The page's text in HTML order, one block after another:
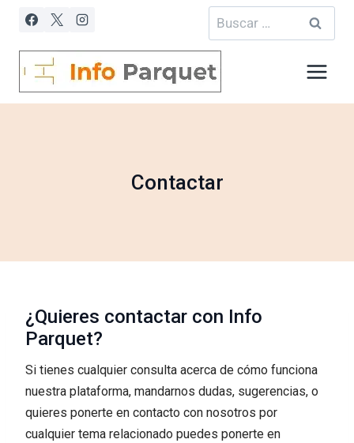
Saltar
contenido
Buscar:
Contactar
¿Quieres contactar con Info
Parquet?
Si tienes cualquier consulta acerca de cómo funciona
nuestra plataforma, mandarnos dudas, sugerencias, o
quieres ponerte en contacto con nosotros por
cualquier tema relacionado puedes ponerte en